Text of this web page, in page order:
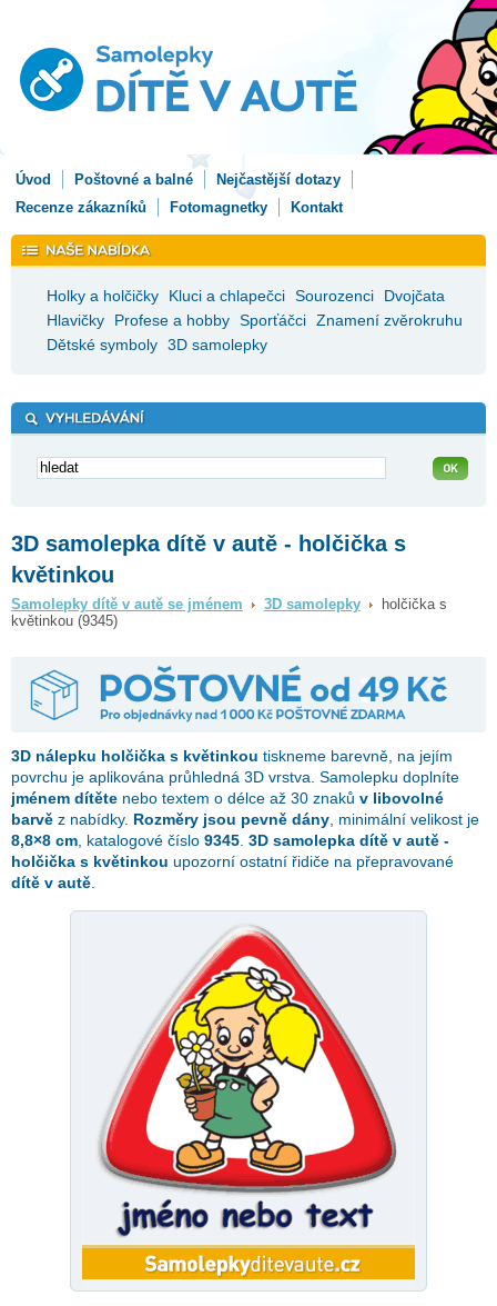
Úvod Poštovné a balné
Nejčastější dotazy
Recenze zákazníků
Fotomagnetky Kontakt
Holky a holčičky Kluci a chlapečci Sourozenci
Dvojčata
Hlavičky
Profese a hobby Sporťáčci Znamení zvěrokruhu
Dětské symboly 3D samolepky
3D samolepka dítě v autě - holčička s
květinkou
Samolepky dítě v autě se jménem 3D samolepky
holčička s
květinkou (9345)
3D nálepku holčička s květinkou tiskneme barevně, na jejím
povrchu je aplikována průhledná 3D vrstva. Samolepku doplníte
jménem dítěte nebo textem o délce až 30 znaků v libovolné
barvě z nabídky. Rozměry jsou pevně dány , minimální velikost je
8,8×8 cm , katalogové číslo 9345 3D samolepka dítě v autě -
holčička s květinkou upozorní ostatní řidiče na přepravované
dítě v autě